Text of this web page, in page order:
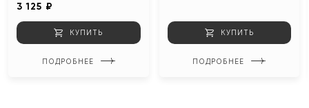
3 125 ₽
КУПИТЬ
ПОДРОБНЕЕ
КУПИТЬ
ПОДРОБНЕЕ